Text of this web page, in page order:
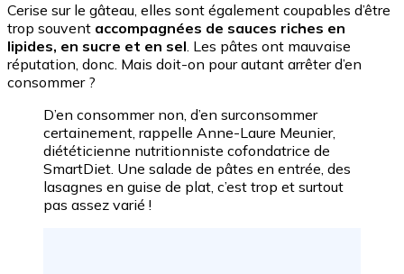
Cerise sur le gâteau, elles sont également coupables d’être
trop souvent accompagnées de sauces riches en
lipides, en sucre et en sel. Les pâtes ont mauvaise
réputation, donc. Mais doit-on pour autant arrêter d’en
consommer ?
D’en consommer non, d’en surconsommer
certainement, rappelle Anne-Laure Meunier,
diététicienne nutritionniste cofondatrice de
SmartDiet. Une salade de pâtes en entrée, des
lasagnes en guise de plat, c’est trop et surtout
pas assez varié !